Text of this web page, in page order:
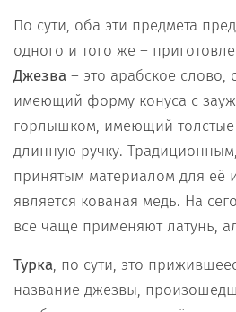
По сути, оба эти предмета
одного и того же –
Джезва – это арабское
имеющий форму конуса с
горлышком, имеющий толстые
длинную ручку.
принятым материалом для её
является кованая медь. На
всё чаще применяют латунь,
Турка, по сути, это
название джезвы,